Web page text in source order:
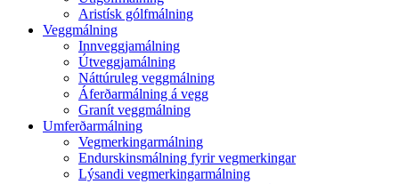
Aristísk gólfmálning
Veggmálning
Innveggjamálning
Útveggjamálning
Náttúruleg veggmálning
Áferðarmálning á vegg
Granít veggmálning
Umferðarmálning
Vegmerkingarmálning
Endurskinsmálning fyrir vegmerkingar
Lýsandi vegmerkingarmálning